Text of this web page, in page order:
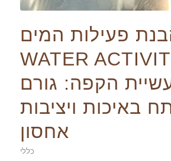
פעילות המים
WATER
הקפה: גורם
באיכות ויציבות
אחסון
כללי